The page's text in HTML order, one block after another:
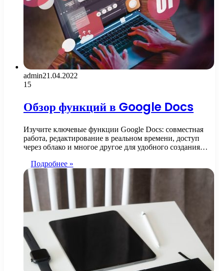
admin21.04.2022
15
Обзор функций в Google Docs
Изучите ключевые функции Google Docs: совместная
работа, редактирование в реальном времени, доступ
через облако и многое другое для удобного создания…
Подробнее »